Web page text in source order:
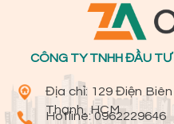
CÔNG TY TNHH ĐẦU TƯ
Địa chỉ: 129 Điện
Thạnh, HCM
Hotline:0962229646